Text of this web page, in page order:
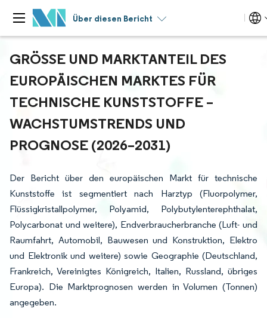
Über diesen Bericht
GRÖSSE UND MARKTANTEIL DES E
UROPÄISCHEN MARKTES FÜR T
ECHNISCHE KUNSTSTOFFE – W
ACHSTUMSTRENDS UND P
ROGNOSE (2026–2031)
Der Bericht über den europäischen Markt für technische
Kunststoffe ist segmentiert nach Harztyp (Fluorpolymer,
Flüssigkristallpolymer, Polyamid, Polybutylenterephthalat,
Polycarbonat und weitere), Endverbraucherbranche (Luft- und
Raumfahrt, Automobil, Bauwesen und Konstruktion, Elektro
und Elektronik und weitere) sowie Geographie (Deutschland,
Frankreich, Vereinigtes Königreich, Italien, Russland, übriges
Europa). Die Marktprognosen werden in Volumen (Tonnen)
angegeben.